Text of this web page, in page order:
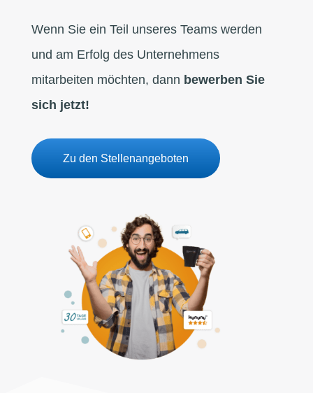
Wenn Sie ein Teil unseres Teams werden
und am Erfolg des Unternehmens
mitarbeiten möchten, dann bewerben Sie
sich jetzt!
Zu den Stellenangeboten